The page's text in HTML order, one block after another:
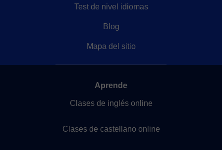
Test de nivel idiomas
Blog
Mapa del sitio
Aprende
Clases de inglés online
Clases de castellano online